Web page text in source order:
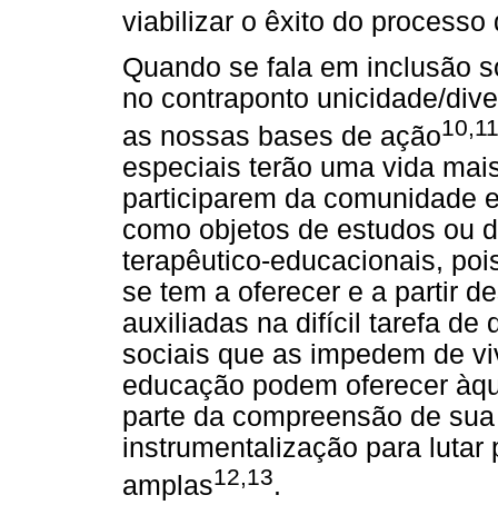
viabilizar o êxito do processo
Quando se fala em inclusão
no contraponto unicidade/
as nossas bases de ação10,11
especiais terão uma vida
participarem da comunidade
como objetos de estudos ou
terapêutico-educacionais,
se tem a oferecer e a partir
auxiliadas na difícil tarefa de
sociais que as impedem de
educação podem oferecer
parte da compreensão de
instrumentalização para
amplas12,13.